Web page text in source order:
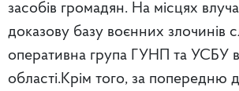
засобів громадян. На місцях
доказову базу воєнних злочинів
оперативна група ГУНП та УСБУ в
області.Крім того, за попередню